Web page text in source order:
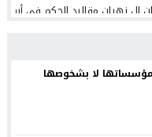
ال نهيان مقاليد الحكم في أبو
الطبي في مستشفى البشير
يعزز خدماته المجانية ويواصل
الفوج الثلاثين من طلبتها
– عمّان”.. ملتقى المبدعين
لا بشخوصها